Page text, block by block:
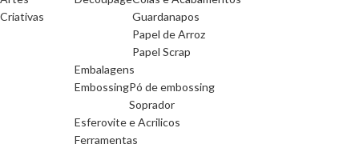
Criativas
Guardanapos
Papel de Arroz
Papel Scrap
Embalagens
EmbossingPó de embossing
Soprador
Esferovite e Acrilicos
Ferramentas